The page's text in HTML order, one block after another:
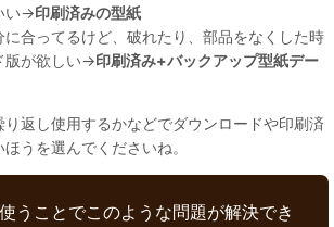
い→印刷済みの型紙
合ってるけど、破れたり、部品をなくした時
版が欲しい→印刷済み+バックアップ型紙デー
返し使用するかなどでダウンロードや印刷済
うを選んでくださいね。
うことでこのような問題が解決でき